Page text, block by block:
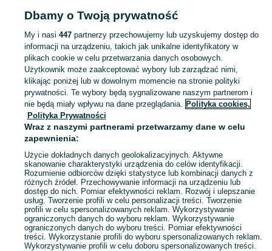
Coś poszło nie tak
Odśwież tę stronę lub wróć na stronę główną.
Odśwież
Dbamy o Twoją prywatność
My i nasi 447partnerzy przechowujemy lub uzyskujemy dostęp do
informacji na urządzeniu, takich jak unikalne identyfikatory w
plikach cookie w celu przetwarzania danych osobowych.
Użytkownik może zaakceptować wybory lub zarządzać nimi,
klikając poniżej lub w dowolnym momencie na stronie polityki
prywatności. Te wybory będą sygnalizowane naszym partnerom i
nie będą miały wpływu na dane przeglądania. Polityka cookies,
Polityka Prywatności
Wraz z naszymi partnerami przetwarzamy dane w celu
zapewnienia:
Użycie dokładnych danych geolokalizacyjnych. Aktywne
skanowanie charakterystyki urządzenia do celów identyfikacji.
Rozumienie odbiorców dzięki statystyce lub kombinacji danych z
różnych źródeł. Przechowywanie informacji na urządzeniu lub
dostęp do nich. Pomiar efektywności reklam. Rozwój i ulepszanie
usług. Tworzenie profili w celu personalizacji treści. Tworzenie
profili w celu spersonalizowanych reklam. Wykorzystywanie
ograniczonych danych do wyboru reklam. Wykorzystywanie
ograniczonych danych do wyboru treści. Pomiar efektywności
treści. Wykorzystanie profili do wyboru spersonalizowanych reklam.
Wykorzystywanie profili w celu doboru spersonalizowanych treści.